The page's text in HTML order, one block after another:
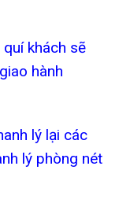
khách sẽ
hành
lý lại các
lý phòng nét